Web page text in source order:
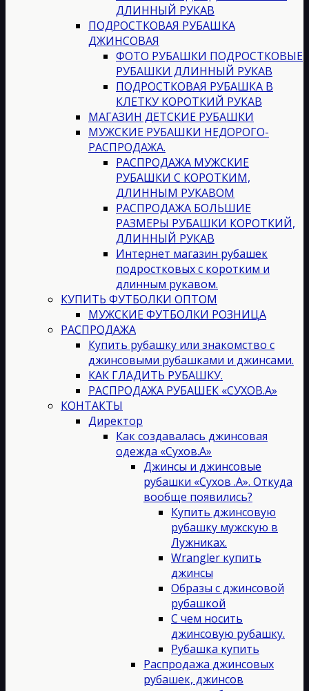
ДЛИННЫЙ РУКАВ
ПОДРОСТКОВАЯ РУБАШКА
ДЖИНСОВАЯ
ФОТО РУБАШКИ ПОДРОСТКОВЫЕ
РУБАШКИ ДЛИННЫЙ РУКАВ
ПОДРОСТКОВАЯ РУБАШКА В
КЛЕТКУ КОРОТКИЙ РУКАВ
МАГАЗИН ДЕТСКИЕ РУБАШКИ
МУЖСКИЕ РУБАШКИ НЕДОРОГО-
РАСПРОДАЖА.
РАСПРОДАЖА МУЖСКИЕ
РУБАШКИ С КОРОТКИМ,
ДЛИННЫМ РУКАВОМ
РАСПРОДАЖА БОЛЬШИЕ
РАЗМЕРЫ РУБАШКИ КОРОТКИЙ,
ДЛИННЫЙ РУКАВ
Интернет магазин рубашек
подростковых с коротким и
длинным рукавом.
КУПИТЬ ФУТБОЛКИ ОПТОМ
МУЖСКИЕ ФУТБОЛКИ РОЗНИЦА
РАСПРОДАЖА
Купить рубашку или знакомство с
джинсовыми рубашками и джинсами.
КАК ГЛАДИТЬ РУБАШКУ.
РАСПРОДАЖА РУБАШЕК «СУХОВ.А»
КОНТАКТЫ
Директор
Как создавалась джинсовая
одежда «Сухов.А»
Джинсы и джинсовые
рубашки «Сухов .А». Откуда
вообще появились?
Купить джинсовую
рубашку мужскую в
Лужниках.
Wrangler купить
джинсы
Образы с джинсовой
рубашкой
С чем носить
джинсовую рубашку.
Рубашка купить
Распродажа джинсовых
рубашек, джинсов